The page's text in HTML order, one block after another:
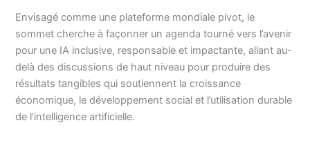
Envisagé comme une plateforme mondiale pivot, le
sommet cherche à façonner un agenda tourné vers l’avenir
pour une IA inclusive, responsable et impactante, allant au-
delà des discussions de haut niveau pour produire des
résultats tangibles qui soutiennent la croissance
économique, le développement social et l’utilisation durable
de l’intelligence artificielle.